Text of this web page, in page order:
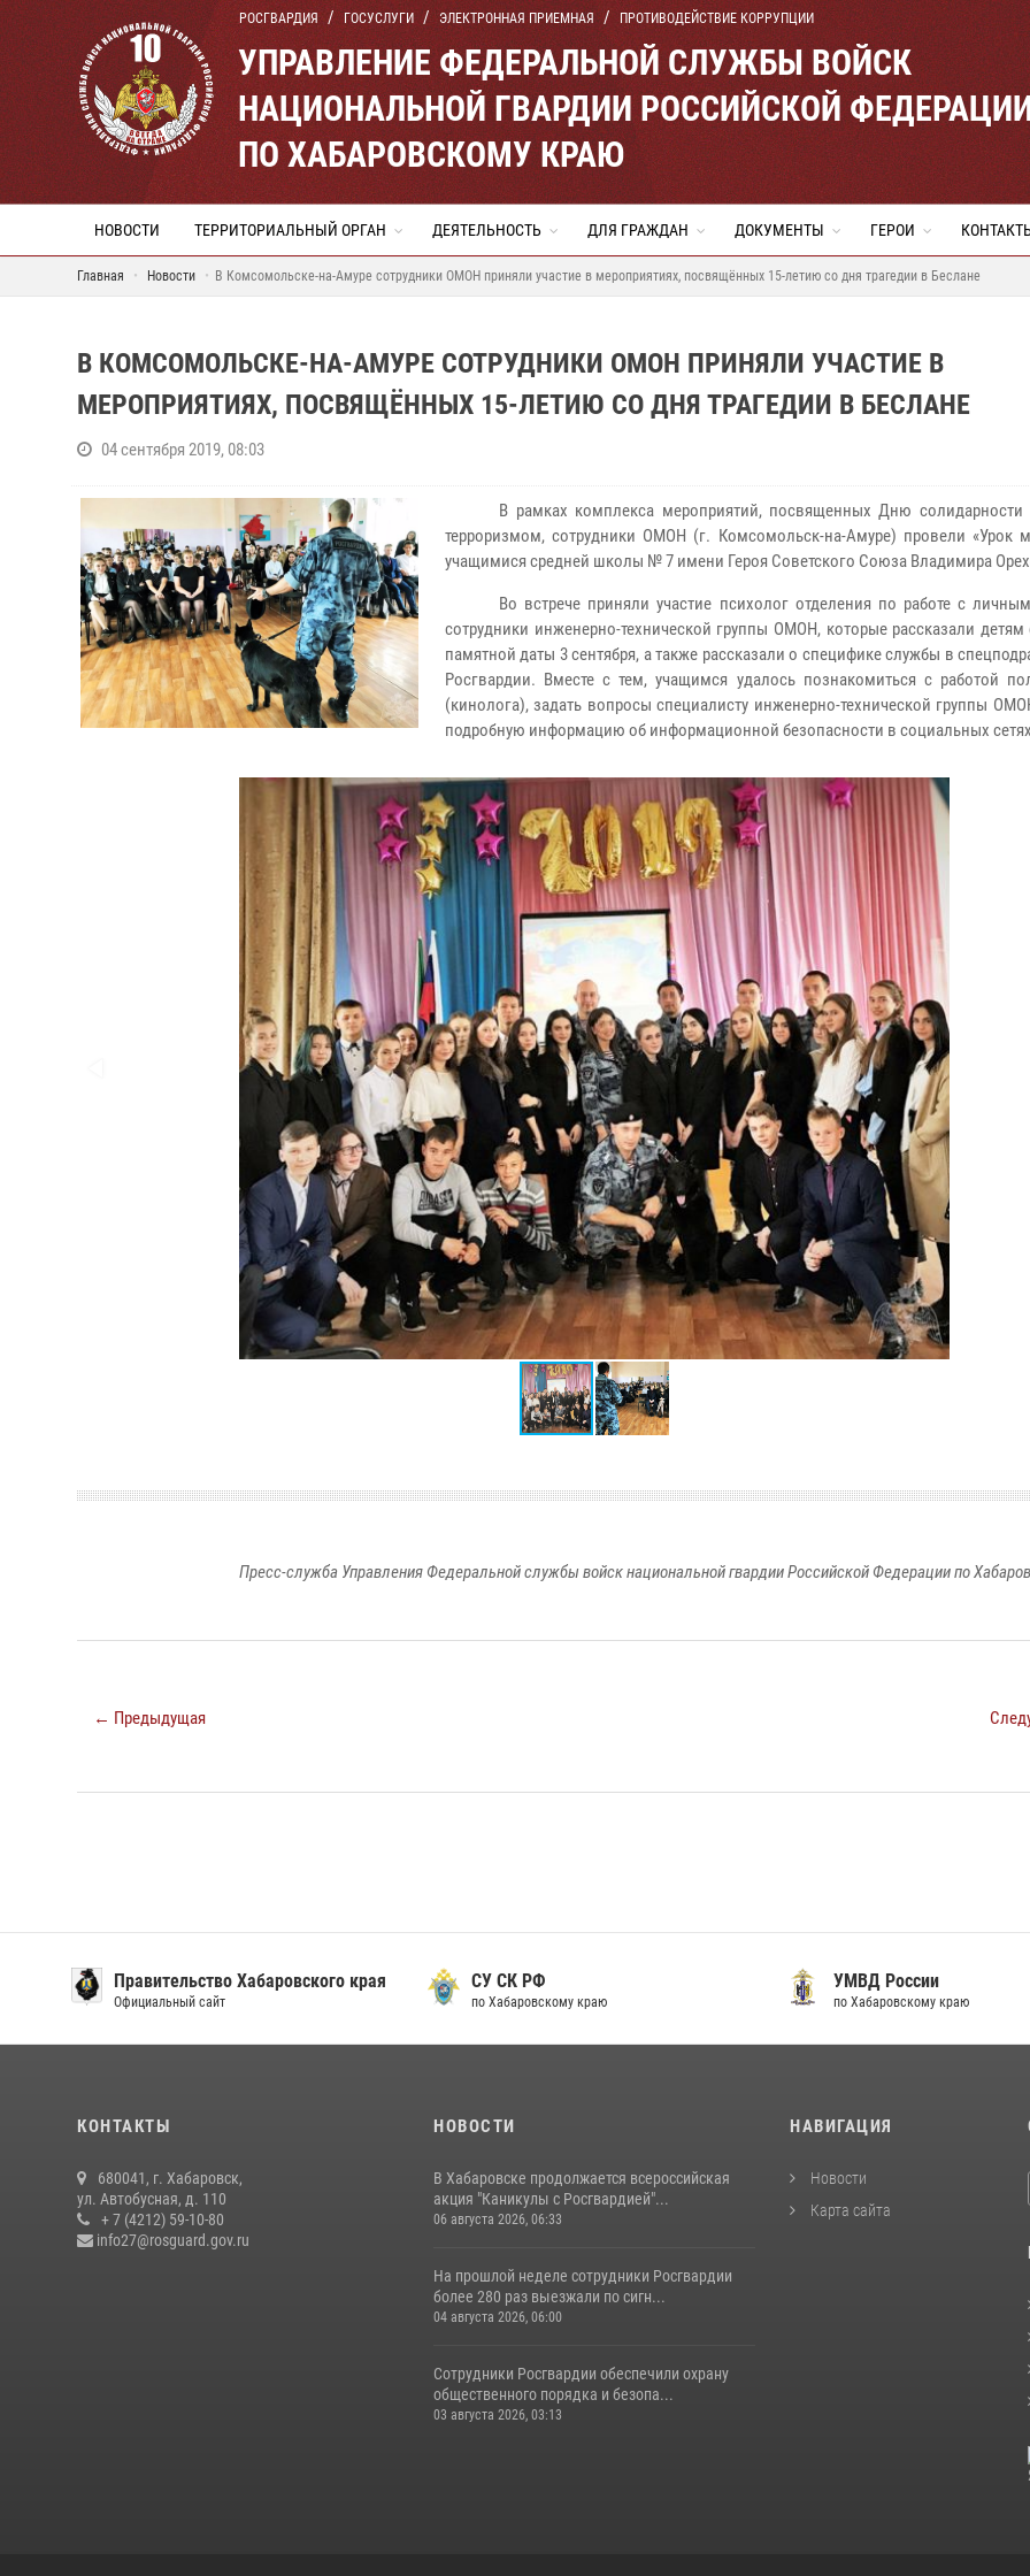
РОСГВАРДИЯ ГОСУСЛУГИ ЭЛЕКТРОННАЯ ПРИЕМНАЯ ПРОТИВОДЕЙСТВИЕ КОРРУПЦИИ
УПРАВЛЕНИЕ ФЕДЕРАЛЬНОЙ СЛУЖБЫ ВОЙСК
НАЦИОНАЛЬНОЙ ГВАРДИИ РОССИЙСКОЙ
ПО ХАБАРОВСКОМУ КРАЮ
НОВОСТИ ТЕРРИТОРИАЛЬНЫЙ ОРГАН ДЕЯТЕЛЬНОСТЬ ДЛЯ ГРАЖДАН ДОКУМЕНТЫ ГЕРОИ
Главная Новости В Комсомольске-на-Амуре сотрудники ОМОН приняли участие в мероприятиях, посвящённых 15-летию со дня трагедии в Беслане
В КОМСОМОЛЬСКЕ-НА-АМУРЕ СОТРУДНИКИ ОМОН ПРИНЯЛИ УЧАСТИЕ В
МЕРОПРИЯТИЯХ, ПОСВЯЩЁННЫХ 15-ЛЕТИЮ СО ДНЯ ТРАГЕДИИ В БЕСЛАНЕ
04 сентября 2019, 08:03
В рамках комплекса мероприятий, посвященных Дню солидарности
терроризмом, сотрудники ОМОН (г. Комсомольск-на-Амуре) провели «Урок
учащимися средней школы № 7 имени Героя Советского Союза Владимира
Во встрече приняли участие психолог отделения по работе с
сотрудники инженерно-технической группы ОМОН, которые рассказали детям
памятной даты 3 сентября, а также рассказали о специфике службы в
Росгвардии. Вместе с тем, учащимся удалось познакомиться с работой
(кинолога), задать вопросы специалисту инженерно-технической группы
подробную информацию об информационной безопасности в социальных
Пресс-служба Управления Федеральной службы войск национальной гвардии Российской Федерации по
← Предыдущая
Правительство Хабаровского края
Официальный сайт
СУ СК РФ
по Хабаровскому краю
УМВД России
по Хабаровскому краю
КОНТАКТЫ
680041, г. Хабаровск,
ул. Автобусная, д. 110
+ 7 (4212) 59-10-80
info27@rosguard.gov.ru
НОВОСТИ
В Хабаровске продолжается всероссийская
акция "Каникулы с Росгвардией"...
06 августа 2026, 06:33
На прошлой неделе сотрудники Росгвардии
более 280 раз выезжали по сигн...
04 августа 2026, 06:00
Сотрудники Росгвардии обеспечили охрану
общественного порядка и безопа...
03 августа 2026, 03:13
НАВИГАЦИЯ
Новости
Карта сайта